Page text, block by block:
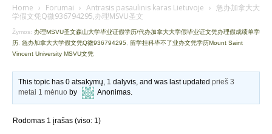
Home › Forumai › Antrasis pasaulinis karas Lietuvoje › 急办加拿大大
学假文凭Q微936794295,办理MSVU圣文
Žymos: 办理MSVU圣文森山大学毕业证假学历/代办加拿大大学假毕业证文凭办理假成绩单学
历 急办加拿大大学假文凭Q微936794295
留学挂科毕不了业办文凭学历Mount Saint
Vincent University MSVU文凭
This topic has 0 atsakymų, 1 dalyvis, and was last updatedprieš 3
metai 1 mėnuo by Anonimas.
Rodomas 1 įrašas (viso: 1)